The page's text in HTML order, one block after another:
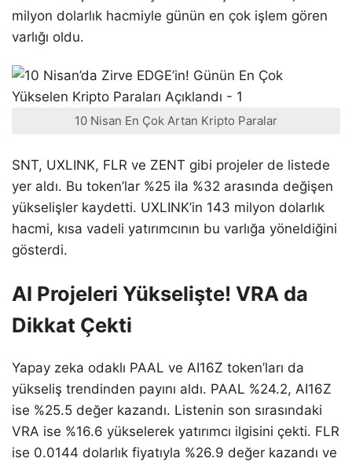
milyon dolarlık hacmiyle günün en çok işlem gören
varlığı oldu.
10 Nisan En Çok Artan Kripto Paralar
SNT, UXLINK, FLR ve ZENT gibi projeler de listede
yer aldı. Bu token’lar %25 ila %32 arasında değişen
yükselişler kaydetti. UXLINK’in 143 milyon dolarlık
hacmi, kısa vadeli yatırımcının bu varlığa yöneldiğini
gösterdi.
AI Projeleri Yükselişte! VRA da
Dikkat Çekti
Yapay zeka odaklı PAAL ve AI16Z token’ları da
yükseliş trendinden payını aldı. PAAL %24.2, AI16Z
ise %25.5 değer kazandı. Listenin son sırasındaki
VRA ise %16.6 yükselerek yatırımcı ilgisini çekti. FLR
ise 0.0144 dolarlık fiyatıyla %26.9 değer kazandı ve